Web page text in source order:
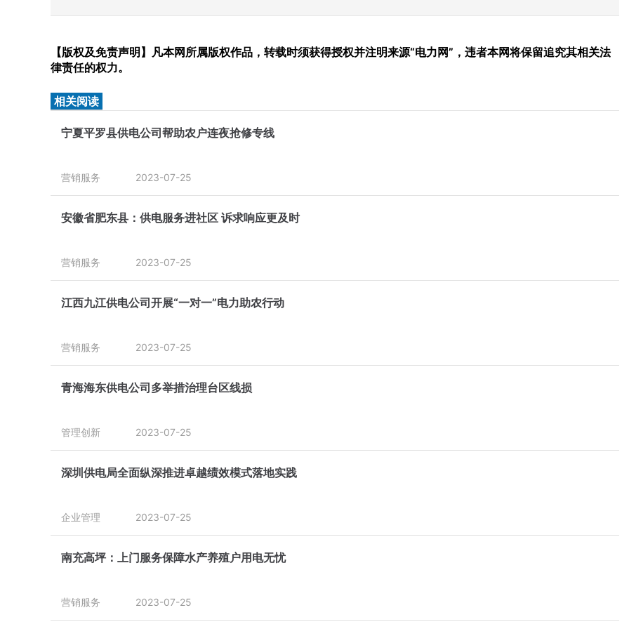
【版权及免责声明】凡本网所属版权作品，转载时须获得授权并注明来源“电力网”，违者本网将保留追究其相关法
律责任的权力。
相关阅读
宁夏平罗县供电公司帮助农户连夜抢修专线
营销服务 2023-07-25
安徽省肥东县：供电服务进社区 诉求响应更及时
营销服务 2023-07-25
江西九江供电公司开展“一对一”电力助农行动
营销服务 2023-07-25
青海海东供电公司多举措治理台区线损
管理创新 2023-07-25
深圳供电局全面纵深推进卓越绩效模式落地实践
企业管理 2023-07-25
南充高坪：上门服务保障水产养殖户用电无忧
营销服务 2023-07-25